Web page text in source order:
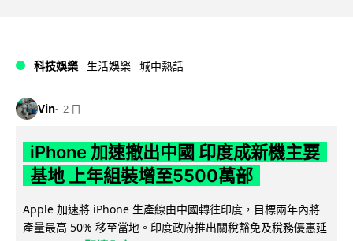
科技娛樂 生活娛樂 城中熱話
Vin 2 日
iPhone 加速撤出中國 印度成新機主要
基地 上年組裝增至5500萬部
Apple 加速將 iPhone 生產線由中國轉往印度，目標兩年內將
產量最高 50% 移至當地。印度政府推出關稅豁免及稅務優惠延